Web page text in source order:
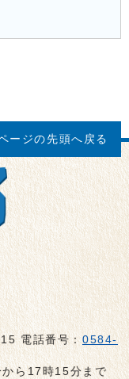
ージの先頭へ戻る
電話番号：0584-
から17時15分まで